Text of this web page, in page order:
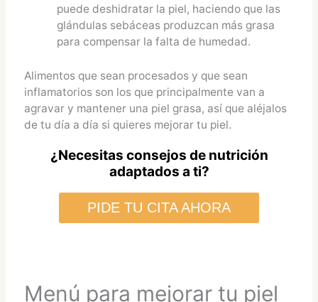
puede deshidratar la piel, haciendo que las
glándulas sebáceas produzcan más grasa
para compensar la falta de humedad.
Alimentos que sean procesados y que sean
inflamatorios son los que principalmente van a
agravar y mantener una piel grasa, así que aléjalos
de tu día a día si quieres mejorar tu piel.
¿Necesitas consejos de nutrición
adaptados a ti?
PIDE TU CITA AHORA
Menú para mejorar tu piel